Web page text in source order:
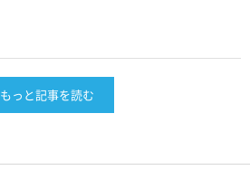
もっと記事を読む